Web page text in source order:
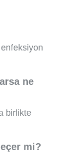
ne
birlikte
mi?